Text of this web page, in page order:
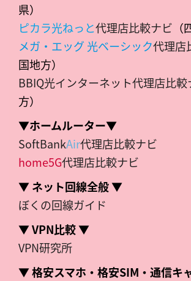
県）
ピカラ光ねっと代理店比較ナビ
メガ・エッグ 光ベーシック代理店
国地方）
BBIQ光インターネット代理店比較
方）
▼ホームルーター▼
SoftBankAir代理店比較ナビ
home5G代理店比較ナビ
▼ ネット回線全般 ▼
ぼくの回線ガイド
▼ VPN比較 ▼
VPN研究所
▼ 格安スマホ・格安SIM・通信キ